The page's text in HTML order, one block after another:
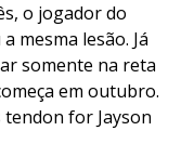
o jogador do
mesma lesão. Já
somente na reta
em outubro.
for Jayson